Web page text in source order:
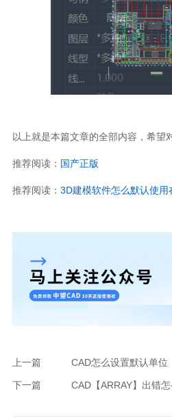
以上就是本篇文章的全部内容，希望
推荐阅读： 国产正版
推荐阅读： 3D建模软件怎么默认使用
上一篇 CAD怎么设置默认单位
下一篇 CAD【ARRAY】出错